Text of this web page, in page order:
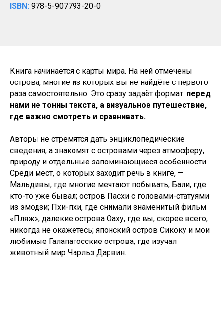
ISBN: 978-5-907793-20-0
Книга начинается с карты мира. На ней отмечены
острова, многие из которых вы не найдёте с первого
раза самостоятельно. Это сразу задаёт формат: перед
нами не тонны текста, а визуальное путешествие,
где важно смотреть и сравнивать.
Авторы не стремятся дать энциклопедические
сведения, а знакомят с островами через атмосферу,
природу и отдельные запоминающиеся особенности.
Среди мест, о которых заходит речь в книге, —
Мальдивы, где многие мечтают побывать; Бали, где
кто-то уже бывал; остров Пасхи с головами-статуями
из эмодзи; Пхи-пхи, где снимали знаменитый фильм
«Пляж»; далекие острова Оаху, где вы, скорее всего,
никогда не окажетесь; японский остров Сикоку и мои
любимые Галапагосские острова, где изучал
животный мир Чарльз Дарвин.